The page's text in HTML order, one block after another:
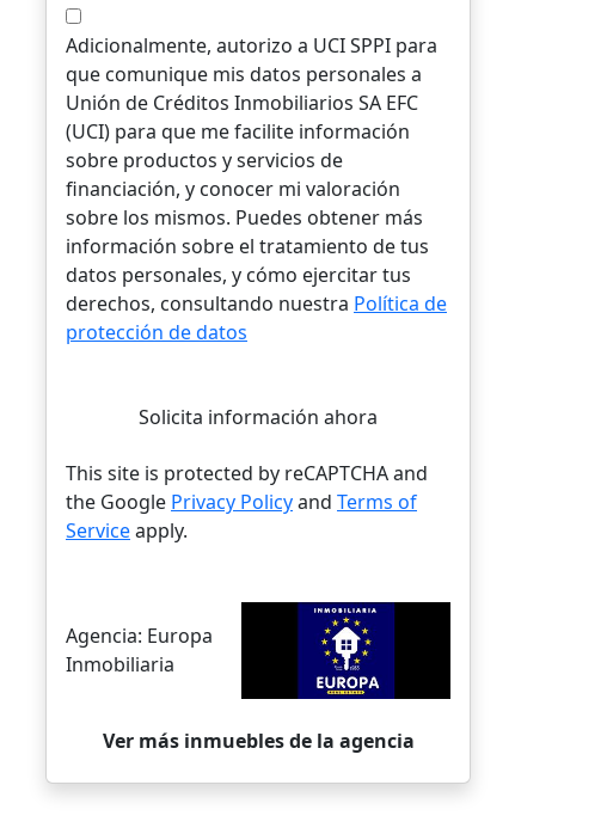
Adicionalmente, autorizo a UCI SPPI para
que comunique mis datos personales a
Unión de Créditos Inmobiliarios SA EFC
(UCI) para que me facilite información
sobre productos y servicios de
financiación, y conocer mi valoración
sobre los mismos. Puedes obtener más
información sobre el tratamiento de tus
datos personales, y cómo ejercitar tus
derechos, consultando nuestra Política de
protección de datos
Solicita información ahora
This site is protected by reCAPTCHA and
the Google Privacy Policyand Terms of
Serviceapply.
Agencia: Europa
Inmobiliaria
Ver más inmuebles de la agencia